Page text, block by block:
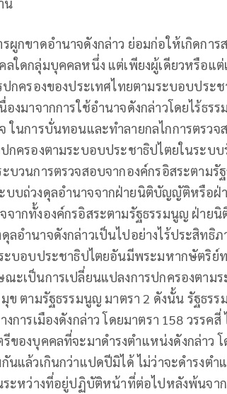
ผูกขาดอำนาจดังกล่าว ย่อมก่อให้เกิดก
ใดกลุ่มบุคคลหนึ่ง แต่เพียงผู้เดียวหรือแต่
ปกครองของประเทศไทยตามระบอบปร
องมาจากการใช้อำนาจดังกล่าวโดยไร้ธ
ในการบั่นทอนและทำลายกลไกการตรว
กครองตามระบอบประชาธิปไตยในระบบ
บวนการตรวจสอบจากองค์กรอิสระตาม
บบถ่วงดุลอำนาจจากฝ่ายนิติบัญญัติหรือฝ่
จากทั้งองค์กรอิสระตามรัฐธรรมนูญ ฝ่าย
ลอำนาจดังกล่าวเป็นไปอย่างไร้ประสิทธิ
ะบอบประชาธิปไตยอันมีพระมหากษัตริย์
ะเป็นการเปลี่ยนแปลงการปกครองตา
ข ตามรัฐธรรมนูญ มาตรา 2 ดังนั้น รัฐธ
การเมืองดังกล่าว โดยมาตรา 158 วรรค
ของบุคคลที่จะมาดำรงตำแหน่งดังกล่าว
นแล้วเกินกว่าแปดปีมิได้ ไม่ว่าจะดำรง
ระหว่างที่อยู่ปฏิบัติหน้าที่ต่อไปหลังพ้นจา